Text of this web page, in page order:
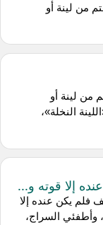
من لينة أو
من لينة أو
[الحشر: ٥] قال: «اللينة النخلة»،
إلا قوته و...
فلم يكن عنده إلا
وأطفئي السراج،